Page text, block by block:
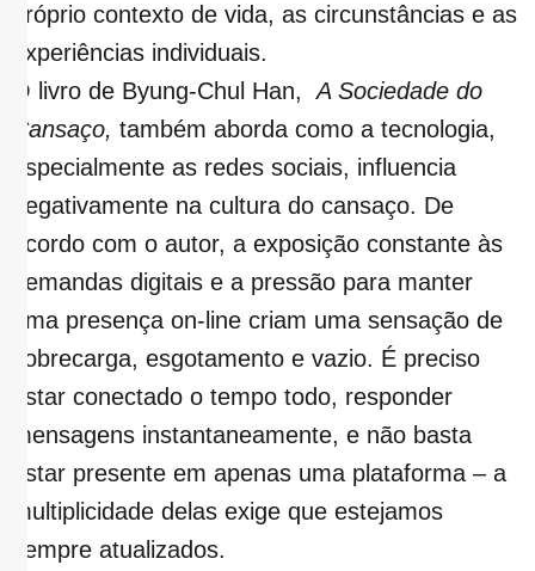
próprio contexto de vida, as circunstâncias e as
experiências individuais.
O livro de Byung-Chul Han, A Sociedade do
Cansaço, também aborda como a tecnologia,
especialmente as redes sociais, influencia
negativamente na cultura do cansaço. De
acordo com o autor, a exposição constante às
demandas digitais e a pressão para manter
uma presença on-line criam uma sensação de
sobrecarga, esgotamento e vazio. É preciso
estar conectado o tempo todo, responder
mensagens instantaneamente, e não basta
estar presente em apenas uma plataforma – a
multiplicidade delas exige que estejamos
sempre atualizados.